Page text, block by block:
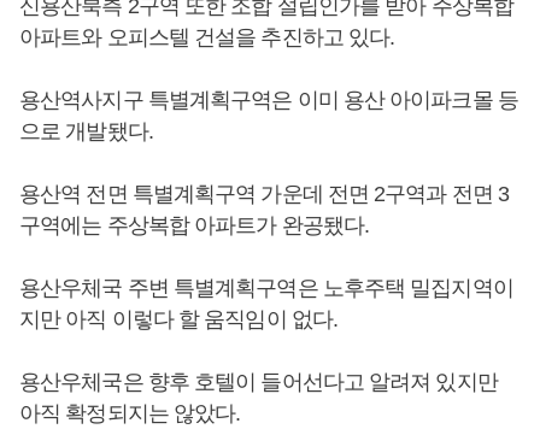
신용산북측 2구역 또한 조합 설립인가를 받아 주상복합
아파트와 오피스텔 건설을 추진하고 있다.
용산역사지구 특별계획구역은 이미 용산 아이파크몰 등
으로 개발됐다.
용산역 전면 특별계획구역 가운데 전면 2구역과 전면 3
구역에는 주상복합 아파트가 완공됐다.
용산우체국 주변 특별계획구역은 노후주택 밀집지역이
지만 아직 이렇다 할 움직임이 없다.
용산우체국은 향후 호텔이 들어선다고 알려져 있지만
아직 확정되지는 않았다.